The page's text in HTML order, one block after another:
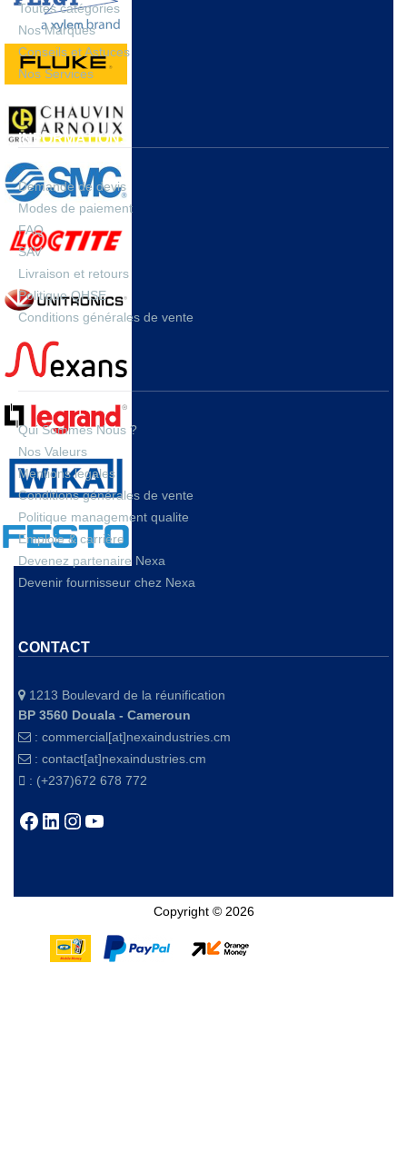
Toutes catégories
Nos Marques
Conseils et Astuces
Nos Services
INFORMATIONS
Demande de devis
Modes de paiement
FAQ
SAV
Livraison et retours
Politique QHSE
Conditions générales de vente
A PROPOS
Qui Sommes Nous ?
Nos Valeurs
Mentions legales
Conditions générales de vente
Politique management qualite
Emploie & carrière
Devenez partenaire Nexa
Devenir fournisseur chez Nexa
CONTACT
1213 Boulevard de la réunification
BP 3560 Douala - Cameroun
: commercial[at]nexaindustries.cm
: contact[at]nexaindustries.cm
: (+237)672 678 772
Facebook
LinkedIn
Instagram
YouTube
Copyright © 2026